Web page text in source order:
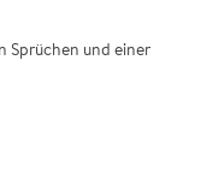
Sprüchen und einer